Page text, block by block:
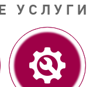
УСЛУГИ